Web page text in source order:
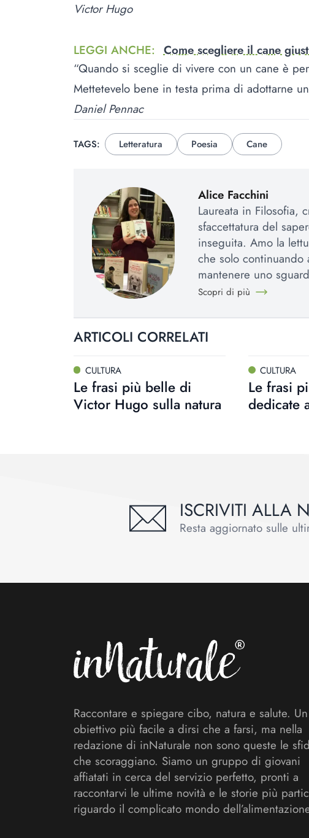
Victor Hugo
LEGGI ANCHE: Come scegliere il cane
“Quando si sceglie di vivere con un cane è
Mettetevelo bene in testa prima di adottarne
Daniel Pennac
TAGS: Letteratura Poesia Cane
Alice Facchini
Laureata in Filosofia,
sfaccettatura del
inseguita. Amo la
che solo
mantenere uno
Scopri di più
ARTICOLI CORRELATI
CULTURA
Le frasi più belle di
Victor Hugo sulla natura
CULTURA
Le frasi
dedicate
ISCRIVITI ALLA
Resta aggiornato sulle
Raccontare e spiegare cibo, natura e salute. Un
obiettivo più facile a dirsi che a farsi, ma nella
redazione di inNaturale non sono queste le
che scoraggiano. Siamo un gruppo di giovani
affiatati in cerca del servizio perfetto, pronti a
raccontarvi le ultime novità e le storie più
riguardo il complicato mondo